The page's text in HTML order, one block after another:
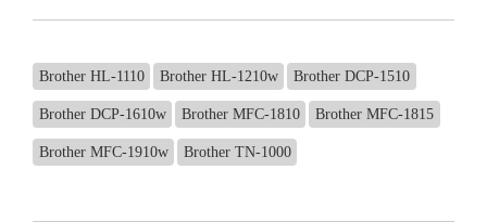
Brother HL-1110 Brother HL-1210w Brother DCP-1510
Brother DCP-1610w Brother MFC-1810 Brother MFC-1815
Brother MFC-1910w Brother TN-1000